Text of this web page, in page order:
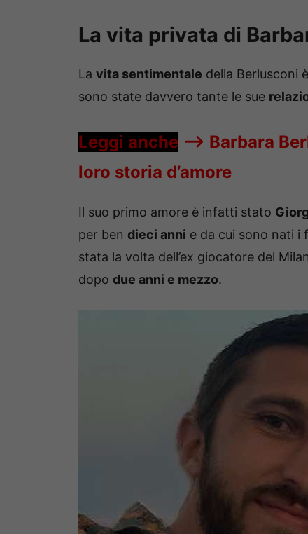
La vita privata di
La vita sentimentale della Berlusconi
sono state davvero tante le sue
Leggi anche —-> Barbara
loro storia d’amore
Il suo primo amore è infatti stato
per ben dieci anni e da cui sono nati i
stata la volta dell’ex giocatore del Milan
dopo due anni e mezzo.